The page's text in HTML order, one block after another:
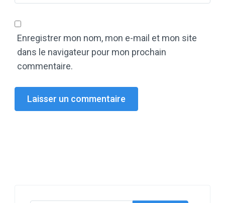
Enregistrer mon nom, mon e-mail et mon site
dans le navigateur pour mon prochain
commentaire.